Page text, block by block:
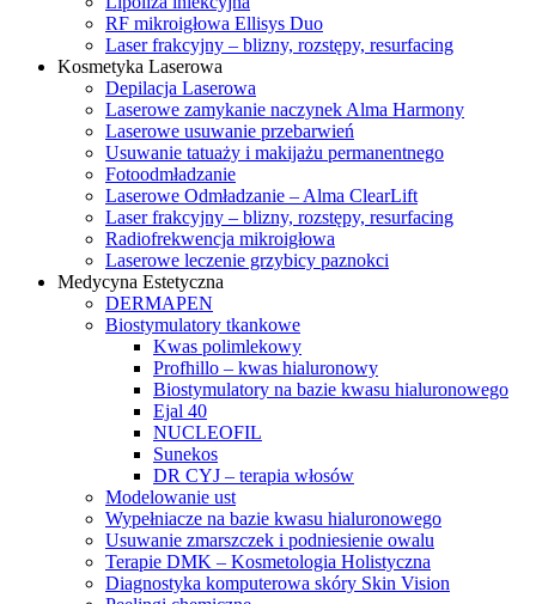
RF mikroigłowa Ellisys Duo
Laser frakcyjny – blizny, rozstępy, resurfacing
Kosmetyka Laserowa
Depilacja Laserowa
Laserowe zamykanie naczynek Alma Harmony
Laserowe usuwanie przebarwień
Usuwanie tatuaży i makijażu permanentnego
Fotoodmładzanie
Laserowe Odmładzanie – Alma ClearLift
Laser frakcyjny – blizny, rozstępy, resurfacing
Radiofrekwencja mikroigłowa
Laserowe leczenie grzybicy paznokci
Medycyna Estetyczna
DERMAPEN
Biostymulatory tkankowe
Kwas polimlekowy
Profhillo – kwas hialuronowy
Biostymulatory na bazie kwasu hialuronowego
Ejal 40
NUCLEOFIL
Sunekos
DR CYJ – terapia włosów
Modelowanie ust
Wypełniacze na bazie kwasu hialuronowego
Usuwanie zmarszczek i podniesienie owalu
Terapie DMK – Kosmetologia Holistyczna
Diagnostyka komputerowa skóry Skin Vision